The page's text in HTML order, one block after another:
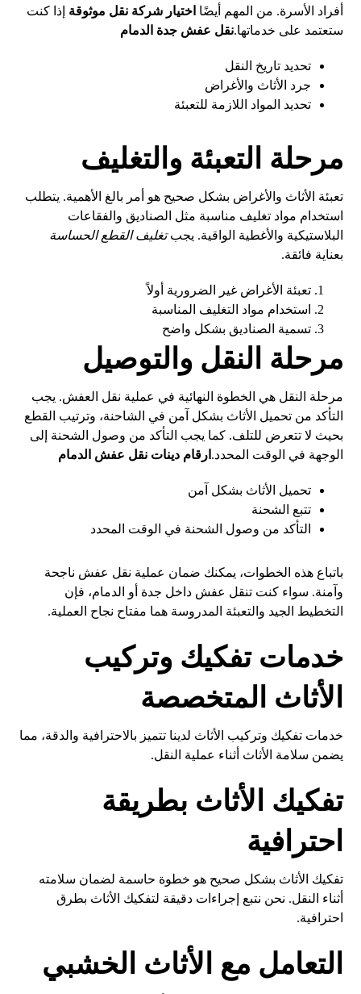
أفراد الأسرة. من المهم أيضًا اختيار شركة نقل موثوقة إذا كنت
ستعتمد على خدماتها.نقل عفش جدة الدمام
تحديد تاريخ النقل
جرد الأثاث والأغراض
تحديد المواد اللازمة للتعبئة
مرحلة التعبئة والتغليف
تعبئة الأثاث والأغراض بشكل صحيح هو أمر بالغ الأهمية. يتطلب
استخدام مواد تغليف مناسبة مثل الصناديق والفقاعات
البلاستيكية والأغطية الواقية. يجبتغليف القطع الحساسة
بعناية فائقة.
تعبئة الأغراض غير الضرورية أولاً
استخدام مواد التغليف المناسبة
تسمية الصناديق بشكل واضح
مرحلة النقل والتوصيل
مرحلة النقل هي الخطوة النهائية في عملية نقل العفش. يجب
التأكد من تحميل الأثاث بشكل آمن في الشاحنة، وترتيب القطع
بحيث لا تتعرض للتلف. كما يجب التأكد من وصول الشحنة إلى
الوجهة في الوقت المحدد. ارقام دينات نقل عفش الدمام
تحميل الأثاث بشكل آمن
تتبع الشحنة
التأكد من وصول الشحنة في الوقت المحدد
باتباع هذه الخطوات، يمكنك ضمان عملية نقل عفش ناجحة
وآمنة. سواء كنت تنقل عفش داخل جدة أو الدمام، فإن
التخطيط الجيد والتعبئة المدروسة هما مفتاح نجاح العملية.
خدمات تفكيك وتركيب
الأثاث المتخصصة
خدمات تفكيك وتركيب الأثاث لدينا تتميز بالاحترافية والدقة، مما
يضمن سلامة الأثاث أثناء عملية النقل.
تفكيك الأثاث بطريقة
احترافية
تفكيك الأثاث بشكل صحيح هو خطوة حاسمة لضمان سلامته
أثناء النقل. نحن نتبع إجراءات دقيقة لتفكيك الأثاث بطرق
احترافية.
التعامل مع الأثاث الخشبي